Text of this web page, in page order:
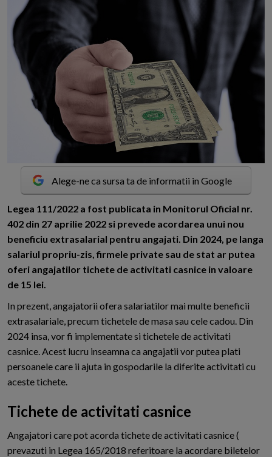
Alege-ne ca sursa ta de informatii in Google
Legea 111/2022 a fost publicata in Monitorul Oficial nr.
402 din 27 aprilie 2022 si prevede acordarea unui nou
beneficiu extrasalarial pentru angajati. Din 2024, pe langa
salariul propriu-zis, firmele private sau de stat ar putea
oferi angajatilor tichete de activitati casnice in valoare
de 15 lei.
In prezent, angajatorii ofera salariatilor mai multe beneficii
extrasalariale, precum tichetele de masa sau cele cadou. Din
2024 insa, vor fi implementate si tichetele de activitati
casnice. Acest lucru inseamna ca angajatii vor putea plati
persoanele care ii ajuta in gospodarile la diferite activitati cu
aceste tichete.
Tichete de activitati casnice
Angajatori care pot acorda tichete de activitati casnice (
prevazuti in Legea 165/2018 referitoare la acordare biletelor